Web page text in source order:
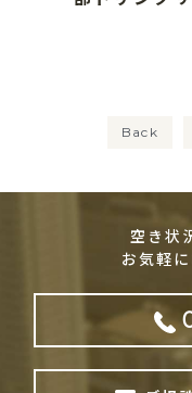
Back
空き状
お気軽